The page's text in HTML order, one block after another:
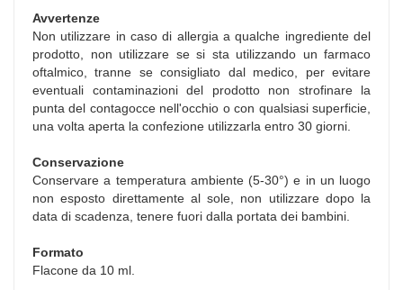
Avvertenze
Non utilizzare in caso di allergia a qualche ingrediente del
prodotto, non utilizzare se si sta utilizzando un farmaco
oftalmico, tranne se consigliato dal medico, per evitare
eventuali contaminazioni del prodotto non strofinare la
punta del contagocce nell'occhio o con qualsiasi superficie,
una volta aperta la confezione utilizzarla entro 30 giorni.
Conservazione
Conservare a temperatura ambiente (5-30°) e in un luogo
non esposto direttamente al sole, non utilizzare dopo la
data di scadenza, tenere fuori dalla portata dei bambini.
Formato
Flacone da 10 ml.